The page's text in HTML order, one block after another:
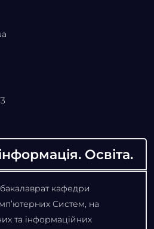
Освіта.
кафедри
Систем, на
та інформаційних